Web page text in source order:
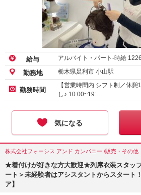
給与 アルバイト・パート-時給 1226
勤務地 栃木県足利市 小山駅
勤務時間
【営業時間内 シフト制／休
し♪ 10:00~19:…
気になる
株式会社フォーシス アンド カンパニー /販売・その他
★着付けが好きな方大歓迎★列席衣装スタッ
ート＞未経験者はアシスタントからスタート
ア】